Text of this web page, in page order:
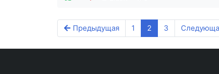
Предыдущая 1 2 3